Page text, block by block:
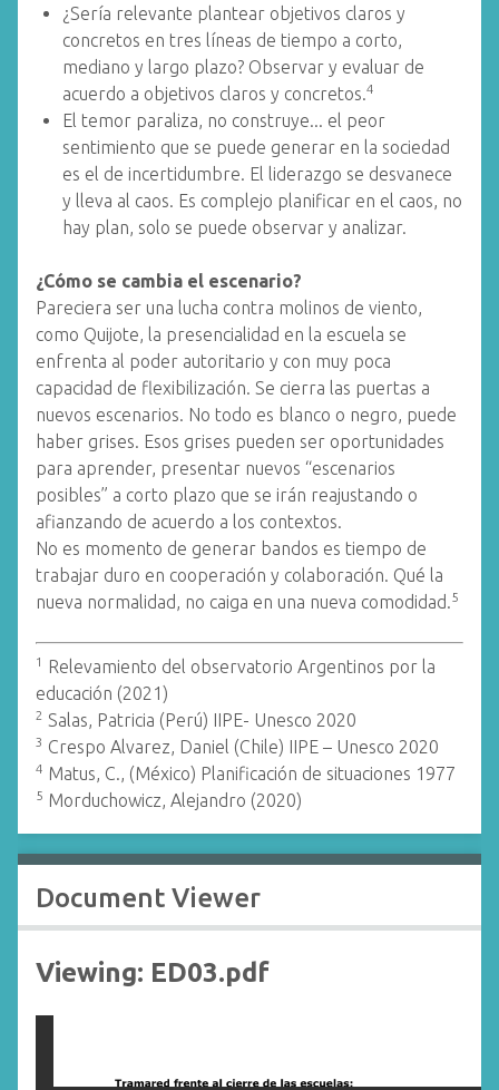
¿Sería relevante plantear objetivos claros y
concretos en tres líneas de tiempo a corto,
mediano y largo plazo? Observar y evaluar de
acuerdo a objetivos claros y concretos.4
El temor paraliza, no construye... el peor
sentimiento que se puede generar en la sociedad
es el de incertidumbre. El liderazgo se desvanece
y lleva al caos. Es complejo planificar en el caos, no
hay plan, solo se puede observar y analizar.
¿Cómo se cambia el escenario?
Pareciera ser una lucha contra molinos de viento,
como Quijote, la presencialidad en la escuela se
enfrenta al poder autoritario y con muy poca
capacidad de flexibilización. Se cierra las puertas a
nuevos escenarios. No todo es blanco o negro, puede
haber grises. Esos grises pueden ser oportunidades
para aprender, presentar nuevos “escenarios
posibles” a corto plazo que se irán reajustando o
afianzando de acuerdo a los contextos.
No es momento de generar bandos es tiempo de
trabajar duro en cooperación y colaboración. Qué la
nueva normalidad, no caiga en una nueva comodidad. 5
1
Relevamiento del observatorio Argentinos por la
educación (2021)
2 Salas, Patricia (Perú) IIPE- Unesco 2020
3 Crespo Alvarez, Daniel (Chile) IIPE – Unesco 2020
4 Matus, C., (México) Planificación de situaciones 1977
5 Morduchowicz, Alejandro (2020)
Document Viewer
Viewing: ED03.pdf